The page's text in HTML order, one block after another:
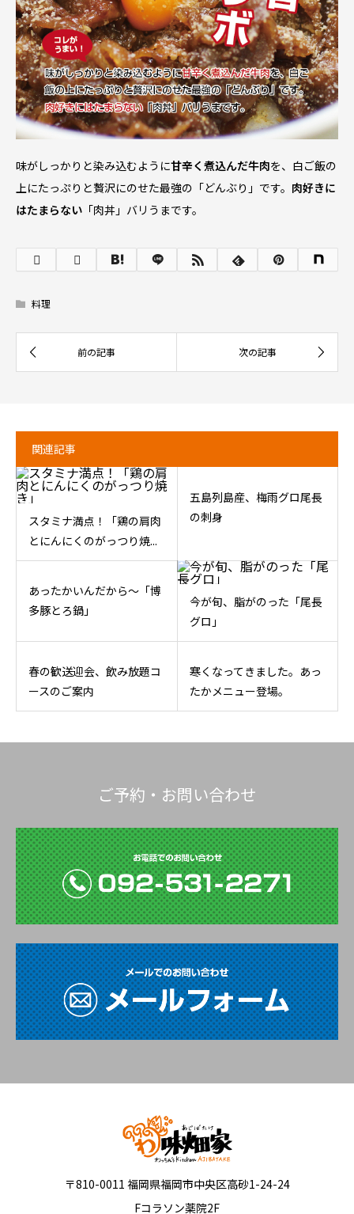
味がしっかりと染み込むように甘辛く煮込んだ牛肉を、白ご飯の
上にたっぷりと贅沢にのせた最強の「どんぶり」です。 肉好きに
はたまらない 「肉丼」バリうまです。
料理
関連記事
スタミナ満点！「鶏の肩肉
とにんにくのがっつり焼...
五島列島産、梅雨グロ尾長
の刺身
あったかいんだから～「博
多豚とろ鍋」
今が旬、脂がのった「尾長
グロ」
春の歓送迎会、飲み放題コ
ースのご案内
寒くなってきました。あっ
たかメニュー登場。
ご予約・お問い合わせ
〒810-0011 福岡県福岡市中央区高砂1-24-24
Fコラソン薬院2F